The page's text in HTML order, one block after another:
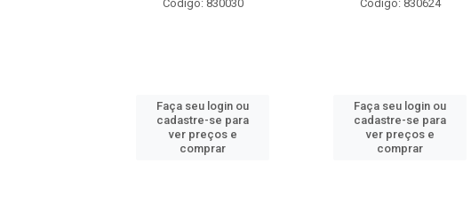
Código: 830030
Faça seu login ou
cadastre-se para
ver preços e
comprar
Código: 830624
Faça seu login ou
cadastre-se para
ver preços e
comprar